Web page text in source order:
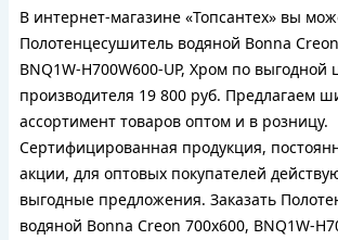
В интернет-магазине «Топсантех» вы
Полотенцесушитель водяной Bonna
BNQ1W-H700W600-UP, Хром по выгодной
производителя 19 800 руб. Предлагаем
ассортимент товаров оптом и в розницу.
Сертифицированная продукция,
акции, для оптовых покупателей
выгодные предложения. Заказать
водяной Bonna Creon 700x600, BNQ1W-